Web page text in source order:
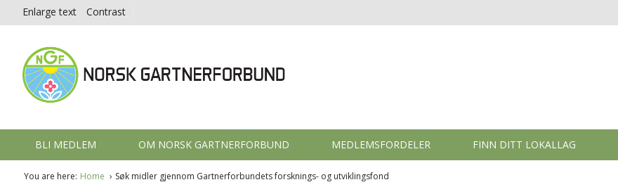
Enlarge text Contrast
BLI MEDLEM OM NORSK GARTNERFORBUND MEDLEMSFORDELER FINN DITT LOKALLAG
You are here: Home Søk midler gjennom Gartnerforbundets forsknings- og utviklingsfond